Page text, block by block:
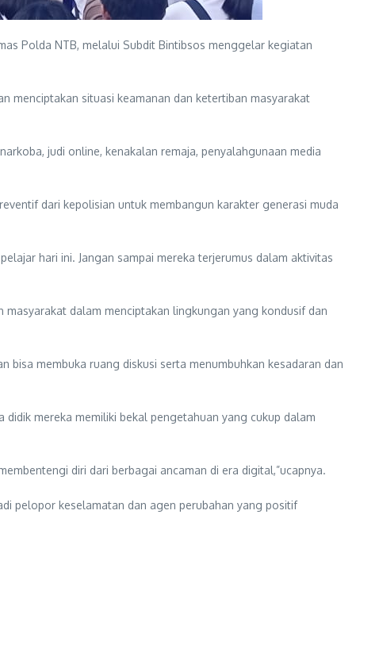
Polda NTB, melalui Subdit Bintibsos menggelar kegiatan
menciptakan situasi keamanan dan ketertiban masyarakat
judi online, kenakalan remaja, penyalahgunaan media
dari kepolisian untuk membangun karakter generasi muda
hari ini. Jangan sampai mereka terjerumus dalam aktivitas
dalam menciptakan lingkungan yang kondusif dan
membuka ruang diskusi serta menumbuhkan kesadaran dan
mereka memiliki bekal pengetahuan yang cukup dalam
diri dari berbagai ancaman di era digital,”ucapnya.
pelopor keselamatan dan agen perubahan yang positif